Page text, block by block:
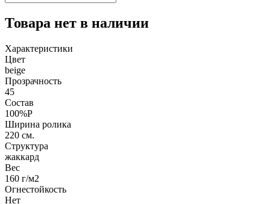
Товара нет в наличии
Характеристики
Цвет
beige
Прозрачность
45
Состав
100%P
Ширина ролика
220 см.
Структура
жаккард
Вес
160 г/м2
Огнестойкость
Нет